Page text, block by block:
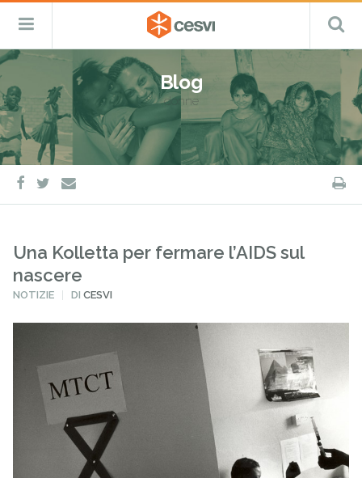
Salta
al
contenuto
CESVI
Fondazione
–
ETS
Cooperazione,
Emergenza
e
Sviluppo
Menu
Blog
donne
facebook
twitter
e-
mail
Una Kolletta per fermare l’AIDS sul
nascere
PUBBLICATO
NOTIZIE DICESVI